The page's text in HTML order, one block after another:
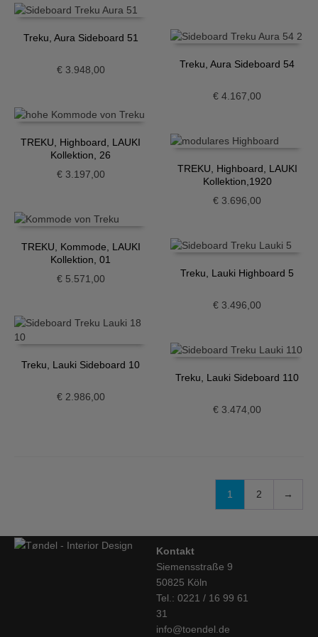
Treku, Aura Sideboard 51
€3.948,00 Treku, Aura Sideboard 54
€ 4.167,00
TREKU, Highboard, LAUKI
Kollektion, 26
€3.197,00
TREKU, Highboard, LAUKI
Kollektion,1920
€ 3.696,00
TREKU, Kommode, LAUKI
Kollektion, 01
€5.571,00 Treku, Lauki Highboard 5
€ 3.496,00
Treku, Lauki Sideboard 10
€2.986,00
Treku, Lauki Sideboard 110
€ 3.474,00
1 2 →
Kontakt
Siemensstraße 9
50825 Köln
Tel.: 0221 / 16 99 61
31
info@toendel.de